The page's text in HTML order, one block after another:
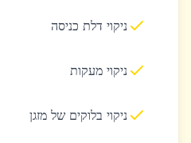
ניקוי דלת כניסה
ניקוי מעקות
ניקוי בלוקים של מזגן